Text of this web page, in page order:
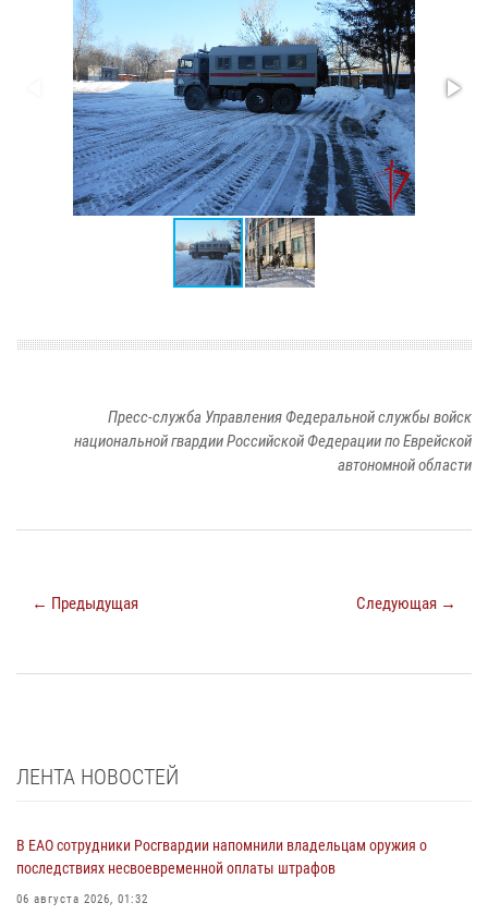
Пресс-служба Управления Федеральной службы войск
национальной гвардии Российской Федерации по Еврейской
автономной области
← Предыдущая Следующая →
ЛЕНТА НОВОСТЕЙ
В ЕАО сотрудники Росгвардии напомнили владельцам оружия о
последствиях несвоевременной оплаты штрафов
06 августа 2026, 01:32